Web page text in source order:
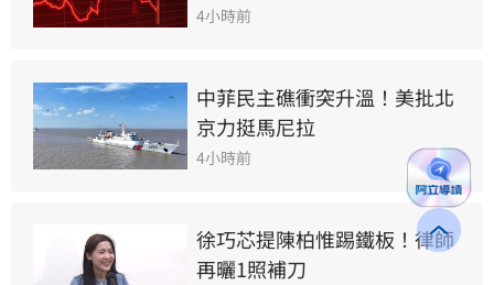
4小時前
中菲民主礁衝突升溫！美批北
京力挺馬尼拉
4小時前
徐巧芯提陳柏惟踢鐵板！律師
再曬1照補刀